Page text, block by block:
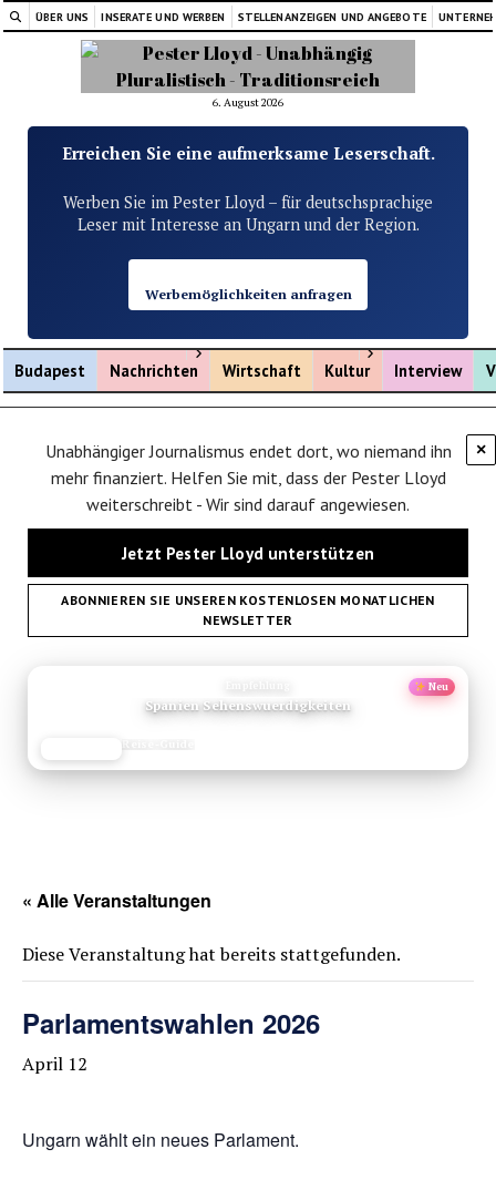
ÜBER UNS INSERATE UND WERBEN STELLENANZEIGEN UND ANGEBOTE
6. August 2026
Erreichen Sie eine aufmerksame Leserschaft.
Werben Sie im Pester Lloyd – für deutschsprachige
Leser mit Interesse an Ungarn und der Region.
Werbemöglichkeiten anfragen
Budapest Nachrichten
Menü öffnen
Wirtschaft Kultur
Menü öffnen
Interview
×
Unabhängiger Journalismus endet dort, wo niemand ihn
mehr finanziert. Helfen Sie mit, dass der Pester Lloyd
weiterschreibt - Wir sind darauf angewiesen.
Jetzt Pester Lloyd unterstützen
ABONNIEREN SIE UNSEREN KOSTENLOSEN MONATLICHEN
NEWSLETTER
Neu
Spanien Sehenswuerdigkeiten
Reise-Guide
« Alle Veranstaltungen
Diese Veranstaltung hat bereits stattgefunden.
Parlamentswahlen 2026
April 12
Ungarn wählt ein neues Parlament.